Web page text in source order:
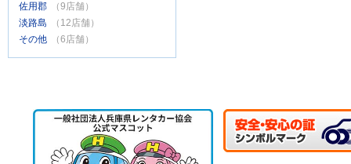
佐用郡
（9店舗）
淡路島
（12店舗）
その他
（6店舗）